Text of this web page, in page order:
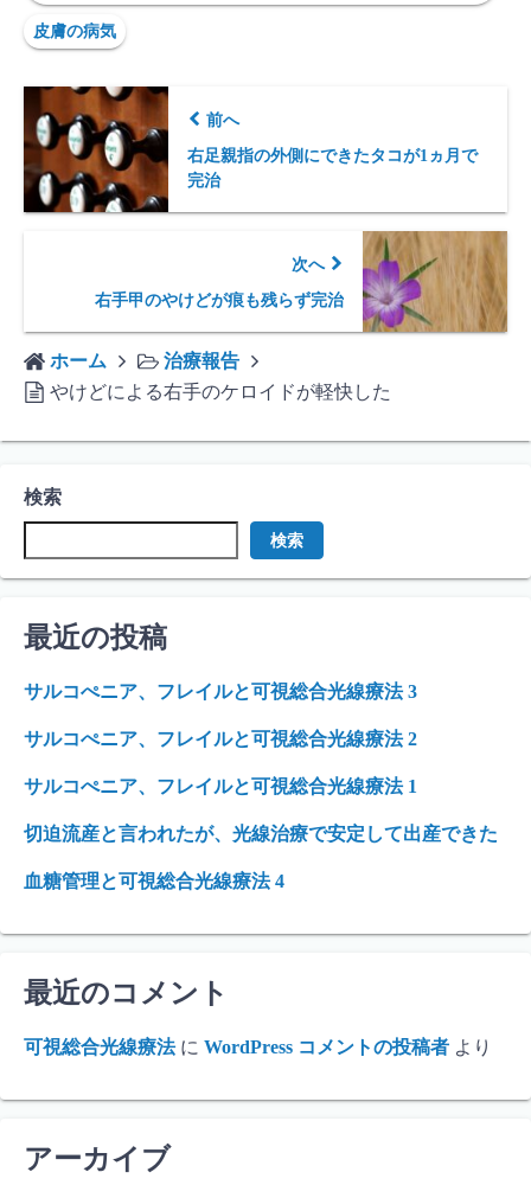
皮膚の病気
前へ
右足親指の外側にできたタコが1ヵ月で
完治
次へ
右手甲のやけどが痕も残らず完治
ホーム
治療報告
やけどによる右手のケロイドが軽快した
検索
検索
最近の投稿
サルコぺニア、フレイルと可視総合光線療法 3
サルコぺニア、フレイルと可視総合光線療法 2
サルコぺニア、フレイルと可視総合光線療法 1
切迫流産と言われたが、光線治療で安定して出産できた
血糖管理と可視総合光線療法 4
最近のコメント
可視総合光線療法に WordPress コメントの投稿者 より
アーカイブ